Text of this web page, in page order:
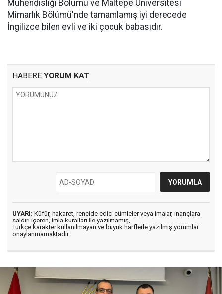
Mühendisliği Bölümü ve Maltepe Üniversitesi
Mimarlık Bölümü'nde tamamlamış iyi derecede
İngilizce bilen evli ve iki çocuk babasıdır.
HABERE YORUM KAT
UYARI: Küfür, hakaret, rencide edici cümleler veya imalar, inançlara
saldırı içeren, imla kuralları ile yazılmamış,
Türkçe karakter kullanılmayan ve büyük harflerle yazılmış yorumlar
onaylanmamaktadır.